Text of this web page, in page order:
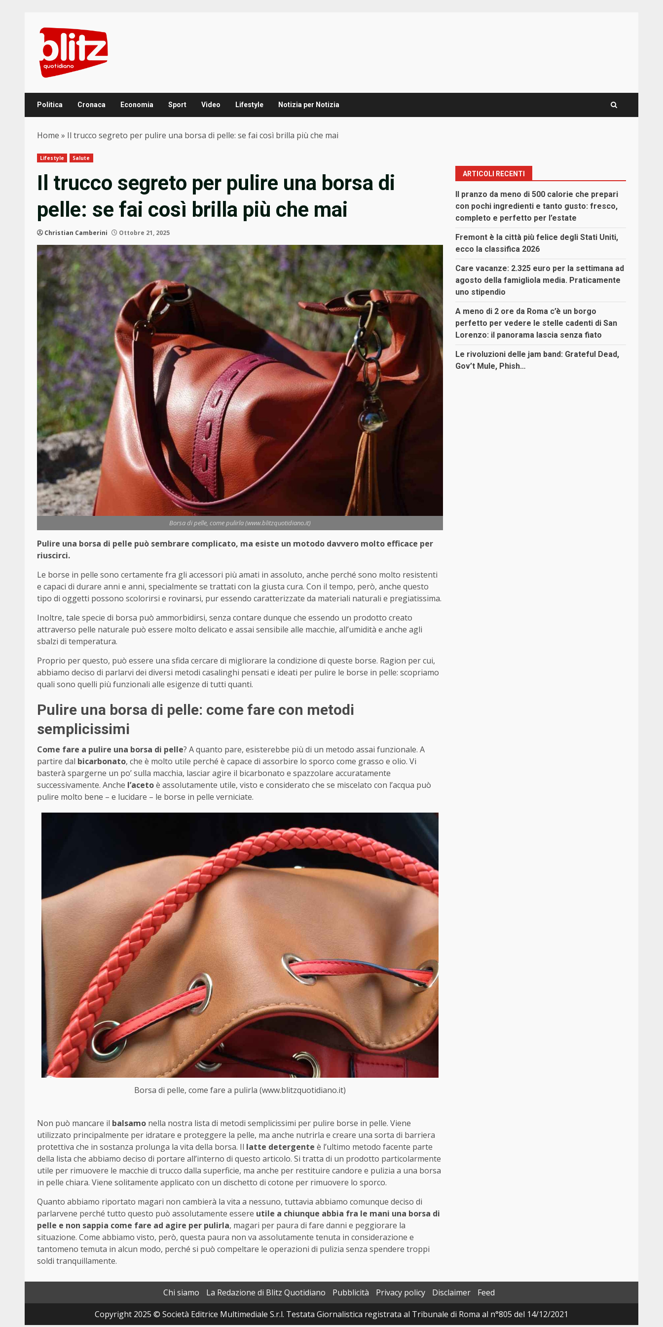
content
Politica Cronaca Economia Sport Video Lifestyle Notizia per Notizia
Home » Il trucco segreto per pulire una borsa di pelle: se fai così brilla più che mai
Lifestyle Salute
Il trucco segreto per pulire una borsa di
pelle: se fai così brilla più che mai
Christian Camberini Ottobre 21, 2025
Borsa di pelle, come pulirla (www.blitzquotidiano.it)
Pulire una borsa di pelle può sembrare complicato, ma esiste un motodo davvero molto efficace per
riuscirci.
Le borse in pelle sono certamente fra gli accessori più amati in assoluto, anche perché sono molto resistenti
e capaci di durare anni e anni, specialmente se trattati con la giusta cura. Con il tempo, però, anche questo
tipo di oggetti possono scolorirsi e rovinarsi, pur essendo caratterizzate da materiali naturali e pregiatissima.
Inoltre, tale specie di borsa può ammorbidirsi, senza contare dunque che essendo un prodotto creato
attraverso pelle naturale può essere molto delicato e assai sensibile alle macchie, all’umidità e anche agli
sbalzi di temperatura.
Proprio per questo, può essere una sfida cercare di migliorare la condizione di queste borse. Ragion per cui,
abbiamo deciso di parlarvi dei diversi metodi casalinghi pensati e ideati per pulire le borse in pelle: scopriamo
quali sono quelli più funzionali alle esigenze di tutti quanti.
Pulire una borsa di pelle: come fare con metodi
semplicissimi
Come fare a pulire una borsa di pelle? A quanto pare, esisterebbe più di un metodo assai funzionale. A
partire dal bicarbonato, che è molto utile perché è capace di assorbire lo sporco come grasso e olio. Vi
basterà spargerne un po’ sulla macchia, lasciar agire il bicarbonato e spazzolare accuratamente
successivamente. Anche l’acetoè assolutamente utile, visto e considerato che se miscelato con l’acqua può
pulire molto bene – e lucidare – le borse in pelle verniciate.
Borsa di pelle, come fare a pulirla (www.blitzquotidiano.it)
Non può mancare il balsamo nella nostra lista di metodi semplicissimi per pulire borse in pelle. Viene
utilizzato principalmente per idratare e proteggere la pelle, ma anche nutrirla e creare una sorta di barriera
protettiva che in sostanza prolunga la vita della borsa. Il latte detergente è l’ultimo metodo facente parte
della lista che abbiamo deciso di portare all’interno di questo articolo. Si tratta di un prodotto particolarmente
utile per rimuovere le macchie di trucco dalla superficie, ma anche per restituire candore e pulizia a una borsa
in pelle chiara. Viene solitamente applicato con un dischetto di cotone per rimuovere lo sporco.
Quanto abbiamo riportato magari non cambierà la vita a nessuno, tuttavia abbiamo comunque deciso di
parlarvene perché tutto questo può assolutamente essere utile a chiunque abbia fra le mani una borsa di
pelle e non sappia come fare ad agire per pulirla, magari per paura di fare danni e peggiorare la
situazione. Come abbiamo visto, però, questa paura non va assolutamente tenuta in considerazione e
tantomeno temuta in alcun modo, perché si può compeltare le operazioni di pulizia senza spendere troppi
soldi tranquillamente.
ARTICOLI RECENTI
Il pranzo da meno di 500 calorie che prepari
con pochi ingredienti e tanto gusto: fresco,
completo e perfetto per l’estate
Fremont è la città più felice degli Stati Uniti,
ecco la classifica 2026
Care vacanze: 2.325 euro per la settimana ad
agosto della famigliola media. Praticamente
uno stipendio
A meno di 2 ore da Roma c’è un borgo
perfetto per vedere le stelle cadenti di San
Lorenzo: il panorama lascia senza fiato
Le rivoluzioni delle jam band: Grateful Dead,
Gov’t Mule, Phish…
Chi siamo La Redazione di Blitz Quotidiano Pubblicità Privacy policy Disclaimer
Feed
Copyright 2025 © Società Editrice Multimediale S.r.l. Testata Giornalistica registrata al Tribunale di Roma al n°805 del 14/12/2021